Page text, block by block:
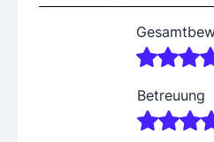
Für weitere Informationen
Telefonisch unter: +43
oder per Mail unter:
Betreuung